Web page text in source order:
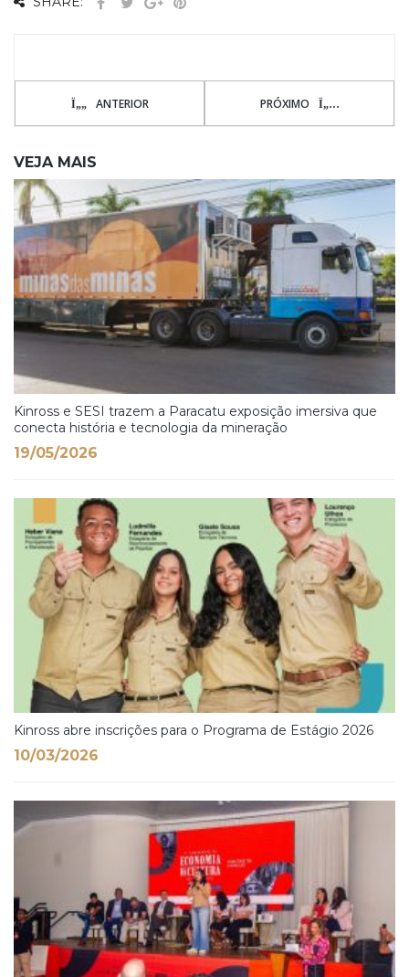
ANTERIOR PRÓXIMO
VEJA MAIS
Kinross e SESI trazem a Paracatu exposição imersiva que
conecta história e tecnologia da mineração
19/05/2026
Kinross abre inscrições para o Programa de Estágio 2026
10/03/2026